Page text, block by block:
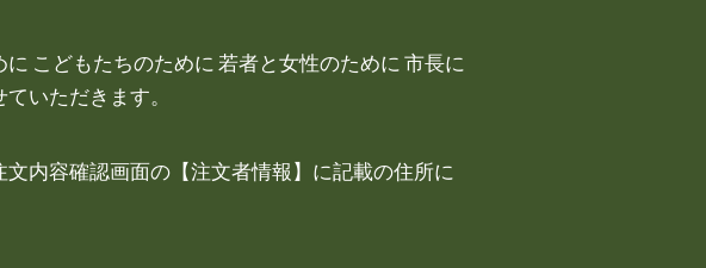
こどもたちのために 若者と女性のために 市長に
いただきます。
内容確認画面の【注文者情報】に記載の住所に